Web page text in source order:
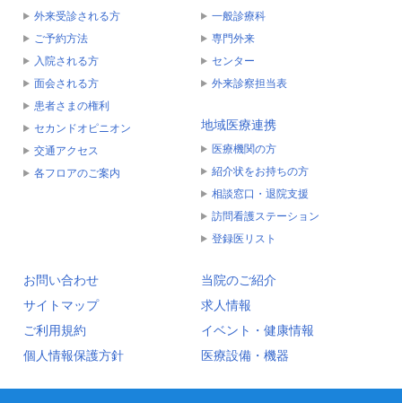
外来受診される方
ご予約方法
入院される方
面会される方
患者さまの権利
セカンドオピニオン
交通アクセス
各フロアのご案内
一般診療科
専門外来
センター
外来診察担当表
地域医療連携
医療機関の方
紹介状をお持ちの方
相談窓口・退院支援
訪問看護ステーション
登録医リスト
当院のご紹介
求人情報
イベント・健康情報
医療設備・機器
お問い合わせ
サイトマップ
ご利用規約
個人情報保護方針